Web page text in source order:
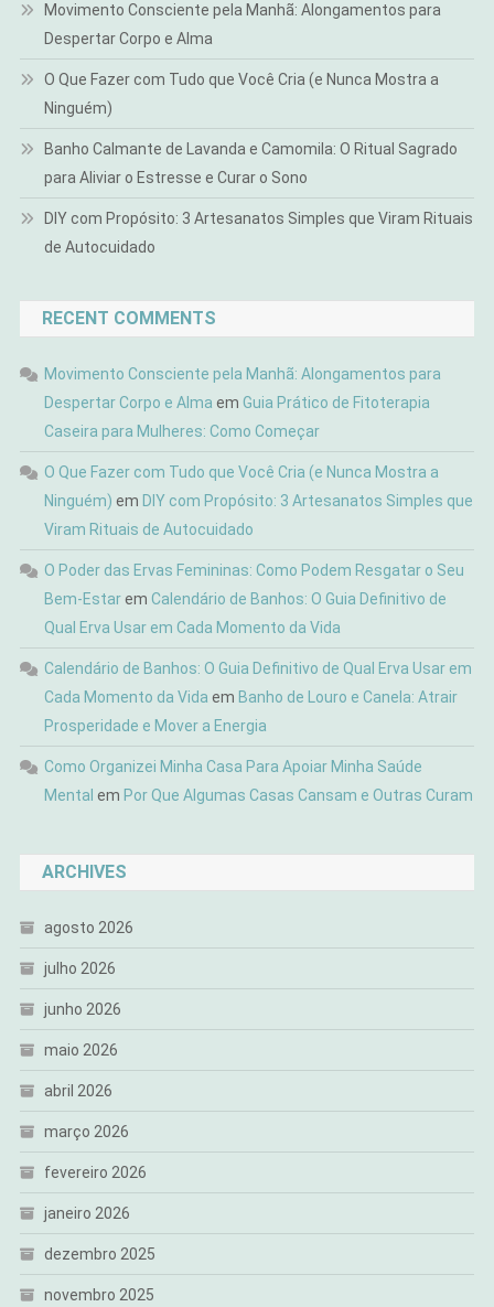
Movimento Consciente pela Manhã: Alongamentos para
Despertar Corpo e Alma
O Que Fazer com Tudo que Você Cria (e Nunca Mostra a
Ninguém)
Banho Calmante de Lavanda e Camomila: O Ritual Sagrado
para Aliviar o Estresse e Curar o Sono
DIY com Propósito: 3 Artesanatos Simples que Viram Rituais
de Autocuidado
RECENT COMMENTS
Movimento Consciente pela Manhã: Alongamentos para
Despertar Corpo e Alma em Guia Prático de Fitoterapia
Caseira para Mulheres: Como Começar
O Que Fazer com Tudo que Você Cria (e Nunca Mostra a
Ninguém) em DIY com Propósito: 3 Artesanatos Simples que
Viram Rituais de Autocuidado
O Poder das Ervas Femininas: Como Podem Resgatar o Seu
Bem-Estarem Calendário de Banhos: O Guia Definitivo de
Qual Erva Usar em Cada Momento da Vida
Calendário de Banhos: O Guia Definitivo de Qual Erva Usar em
Cada Momento da Vida em Banho de Louro e Canela: Atrair
Prosperidade e Mover a Energia
Como Organizei Minha Casa Para Apoiar Minha Saúde
Mental em Por Que Algumas Casas Cansam e Outras Curam
ARCHIVES
agosto 2026
julho 2026
junho 2026
maio 2026
abril 2026
março 2026
fevereiro 2026
janeiro 2026
dezembro 2025
novembro 2025